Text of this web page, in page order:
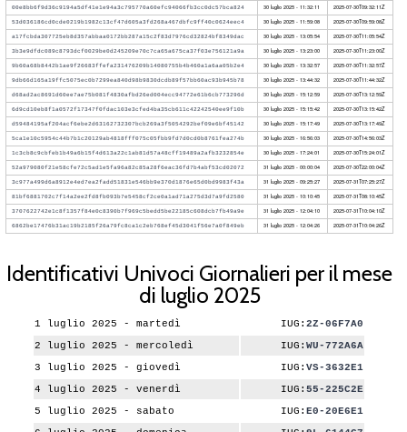
00e8bb6f9d36c9194a5df41e1e94a3c795770a60efc94066fb3cc0dc57bca824 30 luglio 2025 - 11:32:11 2025-07-30T09:32:11Z
53d036186cd0cde0219b1982c13cf47d605a3fd268a467dbfc9ff40c0624eec4 30 luglio 2025 - 11:59:08 2025-07-30T09:59:08Z
a17fcbda307725eb8d357abbaa0172bb287a15c2f83d7976cd32824bf8349dac 30 luglio 2025 - 13:05:54 2025-07-30T11:05:54Z
3b3e9dfdc089c8793dcf0029be0d245209e70c7ca65a675ca37f03e756121a9a 30 luglio 2025 - 13:23:00 2025-07-30T11:23:00Z
9b60a68b8442b1ae9f26683ffefa231476209b14080755b4b460a1a6aa05b2e4 30 luglio 2025 - 13:32:57 2025-07-30T11:32:57Z
9db66d165a19ffc5075ec0b7299ea840d98b9830dcdb89f57bb60ac93b945b78 30 luglio 2025 - 13:44:32 2025-07-30T11:44:32Z
d68ad2ac8691d60ee7ae75b081f4830afbd26ed004ecc94772e61b6cb773296d 30 luglio 2025 - 15:12:59 2025-07-30T13:12:59Z
6d9cd10eb8f1a0572f17347f0fdac103e3cfed4ba35cb611c42242540ee9f10b 30 luglio 2025 - 15:15:42 2025-07-30T13:15:42Z
d59484195af204acf6ebe2d63162732307bcb269a3f5054292bef09e6bf45142 30 luglio 2025 - 15:17:49 2025-07-30T13:17:49Z
5ca1e10c5954c44b7b1c20129ab4818fff075c05fbb9fd7d0cd0b8761fea274b 30 luglio 2025 - 16:56:03 2025-07-30T14:56:03Z
1c3cb8c9cbfeb1b49a6b15f4d613a22c1ab81d57a48cff19489a2afb3232854e 30 luglio 2025 - 17:24:01 2025-07-30T15:24:01Z
52a979080f21e58cfe72c5ad1e5fa96a82c85a28f6eac36fd7b4abf53cd02072 31 luglio 2025 - 00:00:04 2025-07-30T22:00:04Z
3c977a499d6a8912e4ed7ea2fadd51831e546bb9e370d1876e65d0bd9983f43a 31 luglio 2025 - 09:25:27 2025-07-31T07:25:27Z
81bf6881702c7f14a2ee2fd8fb093b7e5458cf2ce0a1ad71a275d3d7a9fd2580 31 luglio 2025 - 10:10:45 2025-07-31T08:10:45Z
3707622742e1c8f1357f84e0c8390b7f969c5bedd5be22185c608dcb7fb49a9e 31 luglio 2025 - 12:04:10 2025-07-31T10:04:10Z
6862be17476b31ac19b2185f26a79fc8ca1c2eb768ef45d3041f56e7a0f849eb 31 luglio 2025 - 12:04:26 2025-07-31T10:04:26Z
Identificativi Univoci Giornalieri per il mese
di luglio 2025
1 luglio 2025 - martedì IUG:2Z-06F7A0
2 luglio 2025 - mercoledì
IUG:WU-772A6A
3 luglio 2025 - giovedì
IUG:VS-3632E1
4 luglio 2025 - venerdì
IUG:55-225C2E
5 luglio 2025 - sabato
IUG: E0-20E6E1